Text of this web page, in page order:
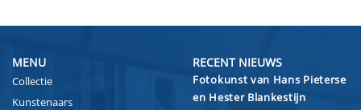
MENU
Collectie
Kunstenaars
RECENT NIEUWS
Fotokunst van Hans Pieterse
en Hester Blankestijn